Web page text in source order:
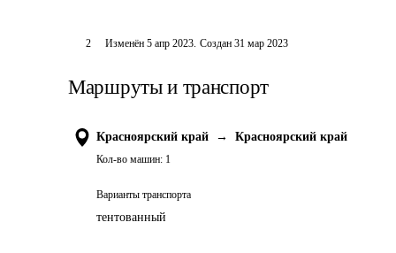
2 Изменён 5 апр 2023. Создан 31 мар 2023
Маршруты и транспорт
Красноярский край → Красноярский край
Кол-во машин: 1
Варианты транспорта
тентованный